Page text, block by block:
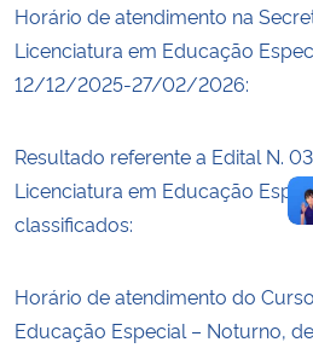
Planalto
Horário de atendimento na
Licenciatura em Educação
12/12/2025-27/02/2026:
Resultado referente a Edital N.
Licenciatura em Educação
classificados:
Horário de atendimento do
Educação Especial – Noturno,